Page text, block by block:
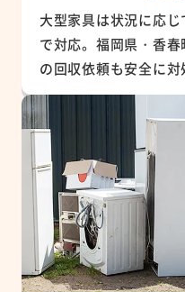
大型家具は状況に応
で対応。福岡県・香
の回収依頼も安全に対